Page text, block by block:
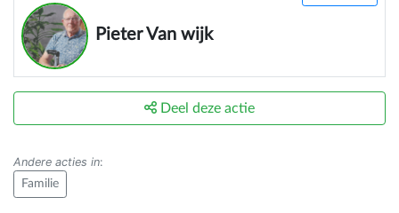
Pieter Van wijk
Deel deze actie
Andere acties in:
Familie